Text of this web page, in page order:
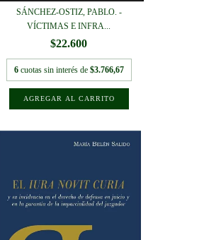
SÁNCHEZ-OSTIZ, PABLO. -
VÍCTIMAS E INFRA...
$22.600
6 cuotas sin interés de $3.766,67